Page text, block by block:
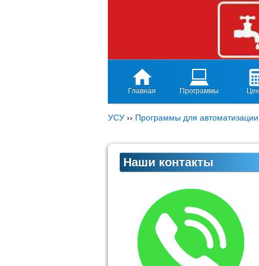
Главная Программы
УСУ ›› Программы для автоматизации
Наши контакты